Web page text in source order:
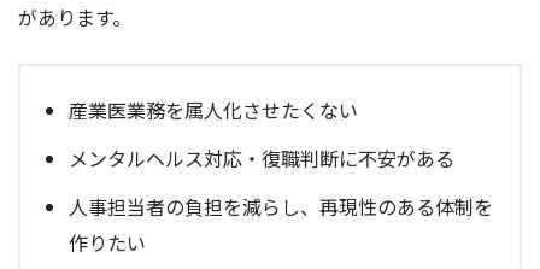
があります。
産業医業務を属人化させたくない
メンタルヘルス対応・復職判断に不安がある
人事担当者の負担を減らし、再現性のある体制を
作りたい